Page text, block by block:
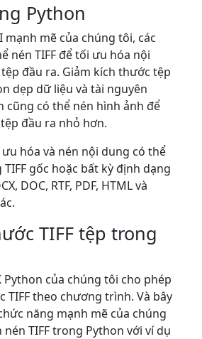
Python
mạnh mẽ của chúng tôi, các
nén TIFF để tối ưu hóa nội
đầu ra. Giảm kích thước tệp
dẹp dữ liệu và tài nguyên
cũng có thể nén hình ảnh để
đầu ra nhỏ hơn.
hóa và nén nội dung có thể
gốc hoặc bất kỳ định dạng
DOC, RTF, PDF, HTML và
TIFF tệp trong
Python của chúng tôi cho phép
TIFF theo chương trình. Và bây
năng mạnh mẽ của chúng
TIFF trong Python với ví dụ